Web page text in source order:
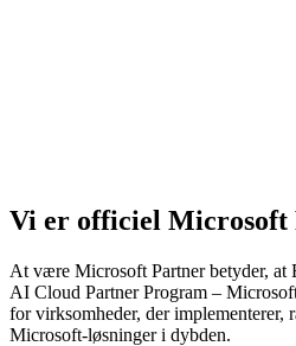
Vi er officiel Microsoft
At være Microsoft Partner betyder, at
AI Cloud Partner Program –
for virksomheder, der implementerer,
Microsoft-løsninger i dybden.